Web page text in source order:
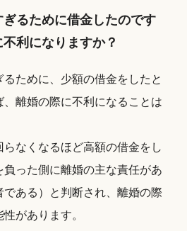
るために借金したのです
利になりますか？
ために、少額の借金をしたと
離婚の際に不利になることは
なくなるほど高額の借金をし
った側に離婚の主な責任があ
である）と判断され、離婚の際
があります。